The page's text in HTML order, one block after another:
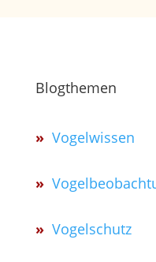
Blogthemen
» Vogelwissen
»
» Vogelschutz